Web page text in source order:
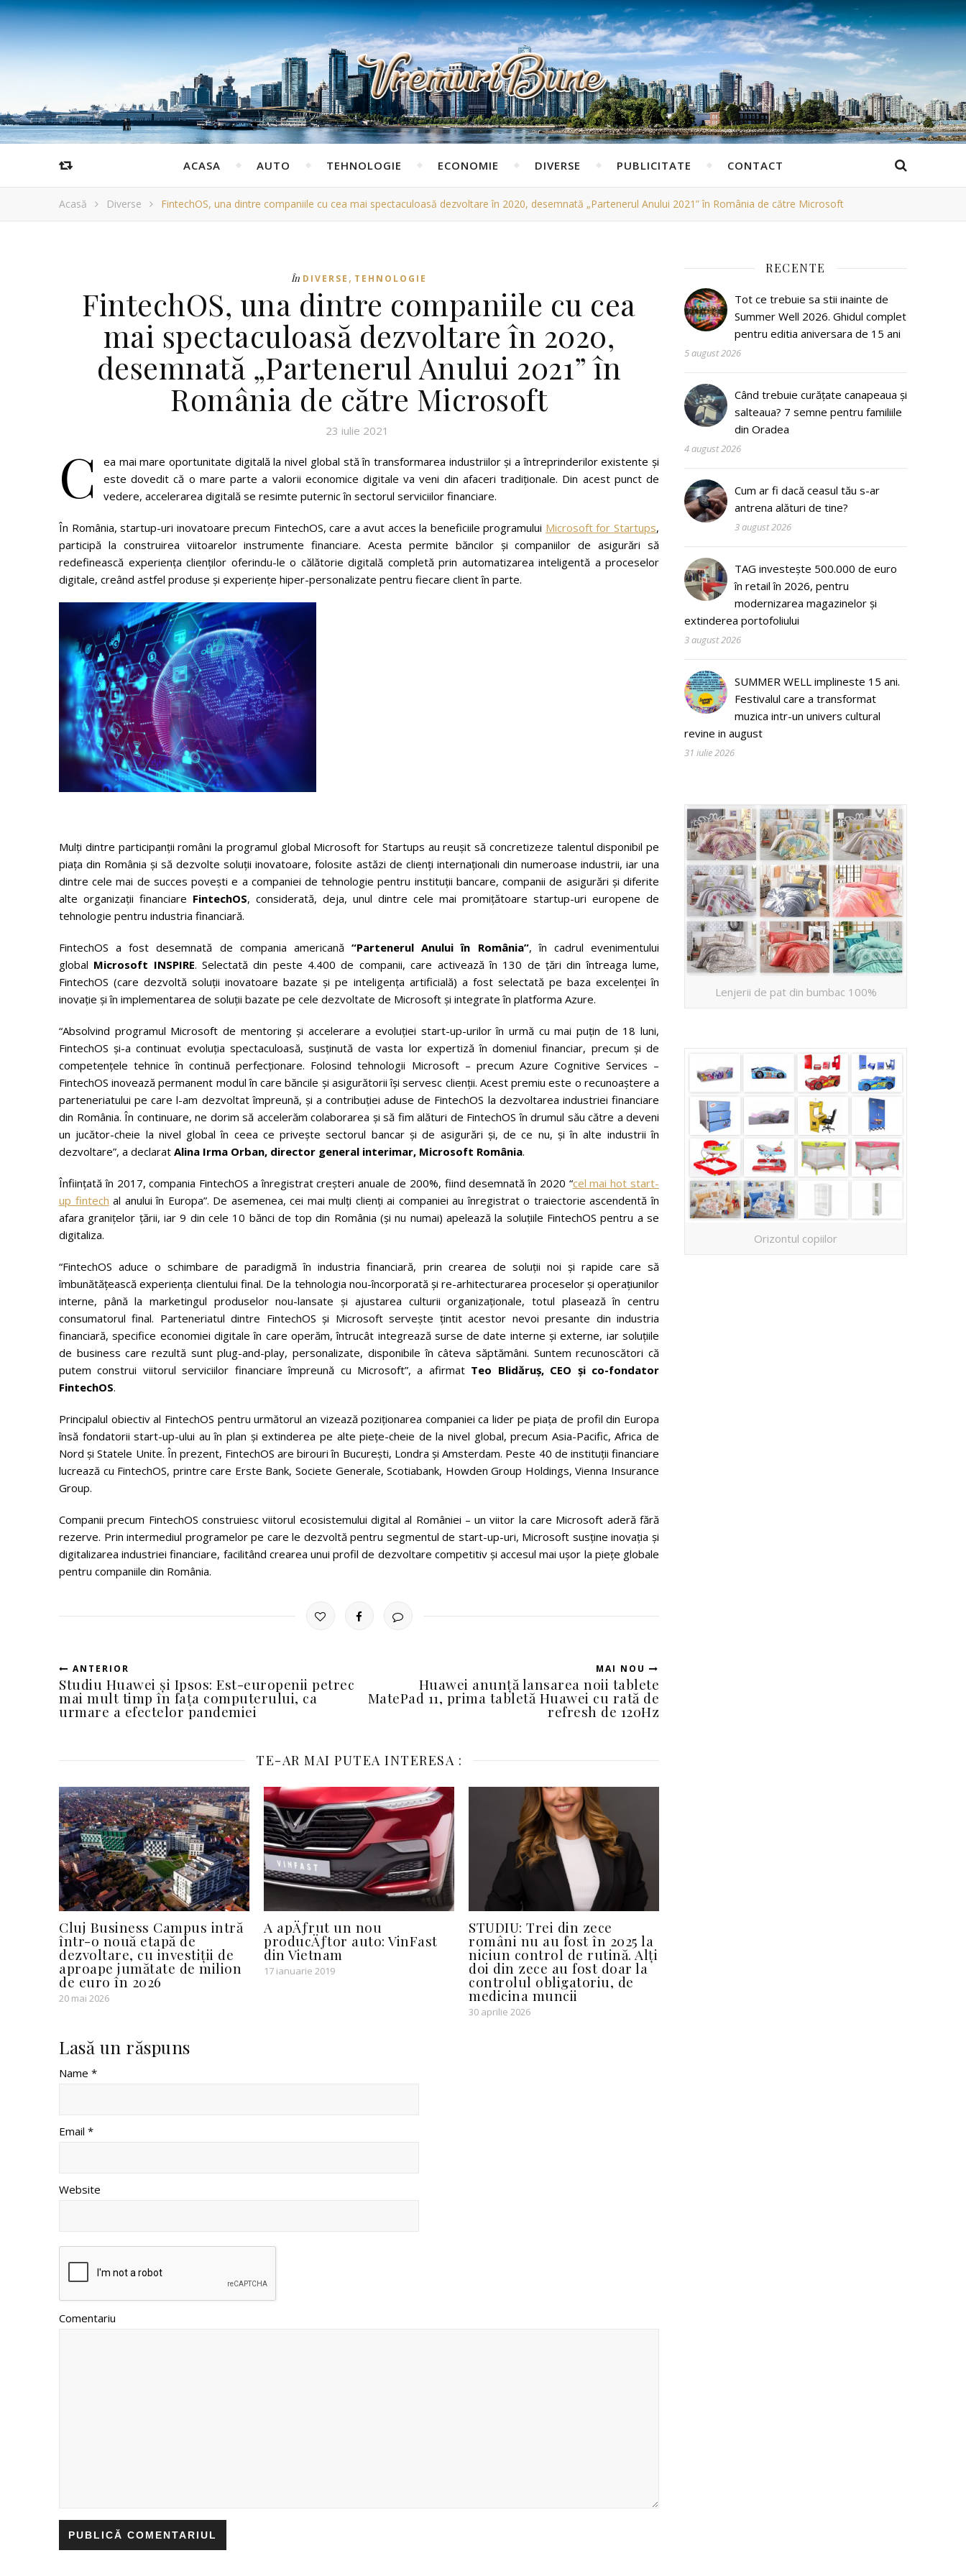
ACASA AUTO TEHNOLOGIE ECONOMIE DIVERSE PUBLICITATE CONTACT
Acasă Diverse FintechOS, una dintre companiile cu cea mai spectaculoasă dezvoltare în 2020, desemnată „Partenerul Anului 2021” în România de către Microsoft
În DIVERSE , TEHNOLOGIE
FintechOS, una dintre companiile cu cea
mai spectaculoasă dezvoltare în 2020,
desemnată „Partenerul Anului 2021” în
România de către Microsoft
23 iulie 2021
C
ea mai mare oportunitate digitală la nivel global stă în transformarea industriilor și a întreprinderilor existente și
este dovedit că o mare parte a valorii economice digitale va veni din afaceri tradiționale. Din acest punct de
vedere, accelerarea digitală se resimte puternic în sectorul serviciilor financiare.
În România, startup-uri inovatoare precum FintechOS, care a avut acces la beneficiile programului Microsoft for Startups,
participă la construirea viitoarelor instrumente financiare. Acesta permite băncilor și companiilor de asigurări să
redefinească experiența clienților oferindu-le o călătorie digitală completă prin automatizarea inteligentă a proceselor
digitale, creând astfel produse și experiențe hiper-personalizate pentru fiecare client în parte.
Mulți dintre participanții români la programul global Microsoft for Startups au reușit să concretizeze talentul disponibil pe
piața din România și să dezvolte soluții inovatoare, folosite astăzi de clienți internaționali din numeroase industrii, iar una
dintre cele mai de succes povești e a companiei de tehnologie pentru instituții bancare, companii de asigurări și diferite
alte organizații financiare FintechOS, considerată, deja, unul dintre cele mai promițătoare startup-uri europene de
tehnologie pentru industria financiară.
FintechOS a fost desemnată de compania americană“Partenerul Anului în România”, în cadrul evenimentului
global Microsoft INSPIRE. Selectată din peste 4.400 de companii, care activează în 130 de țări din întreaga lume,
FintechOS (care dezvoltă soluții inovatoare bazate și pe inteligența artificială) a fost selectată pe baza excelenței în
inovație și în implementarea de soluții bazate pe cele dezvoltate de Microsoft și integrate în platforma Azure.
“Absolvind programul Microsoft de mentoring și accelerare a evoluției start-up-urilor în urmă cu mai puțin de 18 luni,
FintechOS și-a continuat evoluția spectaculoasă, susținută de vasta lor expertiză în domeniul financiar, precum și de
competențele tehnice în continuă perfecționare. Folosind tehnologii Microsoft – precum Azure Cognitive Services –
FintechOS inovează permanent modul în care băncile și asigurătorii își servesc clienții. Acest premiu este o recunoaștere a
parteneriatului pe care l-am dezvoltat împreună, și a contribuției aduse de FintechOS la dezvoltarea industriei financiare
din România. În continuare, ne dorim să accelerăm colaborarea și să fim alături de FintechOS în drumul său către a deveni
un jucător-cheie la nivel global în ceea ce privește sectorul bancar și de asigurări și, de ce nu, și în alte industrii în
dezvoltare”, a declarat Alina Irma Orban, director general interimar, Microsoft România.
Înființată în 2017, compania FintechOS a înregistrat creșteri anuale de 200%, fiind desemnată în 2020 “cel mai hot start-
up fintech al anului în Europa”. De asemenea, cei mai mulți clienți ai companiei au înregistrat o traiectorie ascendentă în
afara granițelor țării, iar 9 din cele 10 bănci de top din România (și nu numai) apelează la soluțiile FintechOS pentru a se
digitaliza.
“FintechOS aduce o schimbare de paradigmă în industria financiară, prin crearea de soluții noi și rapide care să
îmbunătățească experiența clientului final. De la tehnologia nou-încorporată și re-arhitecturarea proceselor și operațiunilor
interne, până la marketingul produselor nou-lansate și ajustarea culturii organizaționale, totul plasează în centru
consumatorul final. Parteneriatul dintre FintechOS și Microsoft servește țintit acestor nevoi presante din industria
financiară, specifice economiei digitale în care operăm, întrucât integrează surse de date interne și externe, iar soluțiile
de business care rezultă sunt plug-and-play, personalizate, disponibile în câteva săptămâni. Suntem recunoscători că
putem construi viitorul serviciilor financiare împreună cu Microsoft”, a afirmat Teo Blidăruș, CEO și co-fondator
FintechOS.
Principalul obiectiv al FintechOS pentru următorul an vizează poziționarea companiei ca lider pe piața de profil din Europa
însă fondatorii start-up-ului au în plan și extinderea pe alte piețe-cheie de la nivel global, precum Asia-Pacific, Africa de
Nord și Statele Unite. În prezent, FintechOS are birouri în București, Londra și Amsterdam. Peste 40 de instituții financiare
lucrează cu FintechOS, printre care Erste Bank, Societe Generale, Scotiabank, Howden Group Holdings, Vienna Insurance
Group.
Companii precum FintechOS construiesc viitorul ecosistemului digital al României – un viitor la care Microsoft aderă fără
rezerve. Prin intermediul programelor pe care le dezvoltă pentru segmentul de start-up-uri, Microsoft susține inovația și
digitalizarea industriei financiare, facilitând crearea unui profil de dezvoltare competitiv și accesul mai ușor la piețe globale
pentru companiile din România.
ANTERIOR
Studiu Huawei și Ipsos: Est-europenii petrec
mai mult timp în fața computerului, ca
urmare a efectelor pandemiei
MAI NOU
Huawei anunță lansarea noii tablete
MatePad 11, prima tabletă Huawei cu rată de
refresh de 120Hz
TE-AR MAI PUTEA INTERESA :
Cluj Business Campus intră
într-o nouă etapă de
dezvoltare, cu investiții de
aproape jumătate de milion
de euro în 2026
20 mai 2026
A apÄƒrut un nou
producÄƒtor auto: VinFast
din Vietnam
17 ianuarie 2019
STUDIU: Trei din zece
români nu au fost în 2025 la
niciun control de rutină. Alți
doi din zece au fost doar la
controlul obligatoriu, de
medicina muncii
30 aprilie 2026
Lasă un răspuns
Name *
Email *
Website
Comentariu
RECENTE
Tot ce trebuie sa stii inainte de
Summer Well 2026. Ghidul complet
pentru editia aniversara de 15 ani
5 august 2026
Când trebuie curățate canapeaua și
salteaua? 7 semne pentru familiile
din Oradea
4 august 2026
Cum ar fi dacă ceasul tău s-ar
antrena alături de tine?
3 august 2026
TAG investește 500.000 de euro
în retail în 2026, pentru
modernizarea magazinelor și
extinderea portofoliului
3 august 2026
SUMMER WELL implineste 15 ani.
Festivalul care a transformat
muzica intr-un univers cultural
revine in august
31 iulie 2026
Lenjerii de pat din bumbac 100%
Orizontul copiilor